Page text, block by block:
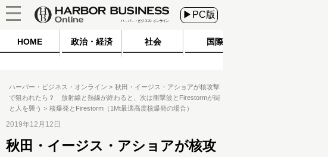
▶PC版
HOME 政治・経済 社会 国際
ハーバー・ビジネス・オンライン
秋田・イージス・アショアが核攻撃
で狙われたら？ 放射線と熱線が終わると、次は衝撃波とFirestormが街
と人を襲う
核爆発とFirestorm（1Mt最適高度核爆発の場合）
2019年12月12日
秋田・イージス・アショアが核攻